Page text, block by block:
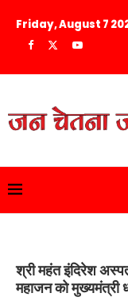
Friday, August 7
श्री महंत इंदिरेश
महाजन को मुख्यमंत्री